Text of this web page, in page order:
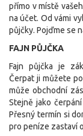
přímo v místě
na účet. Od vámi
půjčky. Pojďme se
FAJN PŮJČKA
Fajn půjčka je
Čerpat ji můžete
může obchodní
Stejně jako
Přesný termín si
pro peníze zastaví